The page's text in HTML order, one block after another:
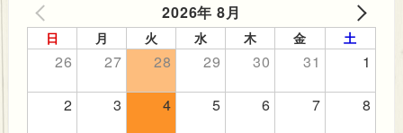
2026年 8月 NEXT
日 月 火 水 木 金 土
26 27 28 29 30 31 1
2 3 4 5 6 7 8